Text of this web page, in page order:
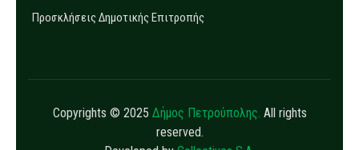
Προσκλήσεις Δημοτικής Επιτροπής
Copyrights © 2025 Δήμος Πετρούπολης. All rights
reserved.